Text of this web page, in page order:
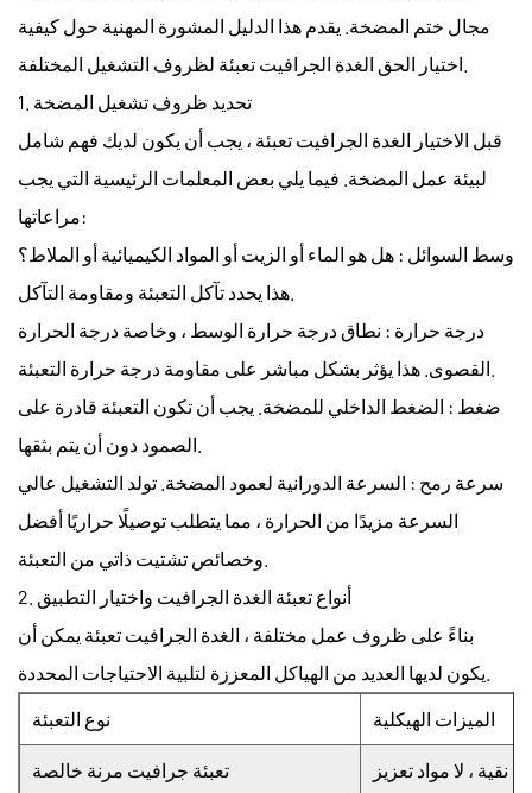
مجال ختم المضخة. يقدم هذا الدليل المشورة المهنية حول كيفية
اختيار الحق الغدة الجرافيت تعبئة
1. تحديد ظروف تشغيل المضخة
قبل الاختيار الغدة الجرافيت تعبئة ، يجب أن يكون لديك فهم شامل
لبيئة عمل المضخة. فيما يلي بعض المعلمات الرئيسية التي يجب
مراعاتها:
وسط السوائل : هل هو الماء أو الزيت أو المواد الكيميائية أو الملاط؟
درجة حرارة : نطاق درجة حرارة الوسط ، وخاصة درجة الحرارة
ضغط : الضغط الداخلي للمضخة. يجب أن تكون التعبئة قادرة على
سرعة رمح : السرعة الدورانية لعمود المضخة. تولد التشغيل عالي
السرعة مزيدًا من الحرارة ، مما يتطلب توصيلًا حراريًا أفضل
2. أنواع تعبئة الغدة الجرافيت واختيار التطبيق
بناءً على ظروف عمل مختلفة ، الغدة الجرافيت تعبئة يمكن أن
نوع التعبئة الميزات الهيكلية
تعبئة جرافيت مرنة خالصة